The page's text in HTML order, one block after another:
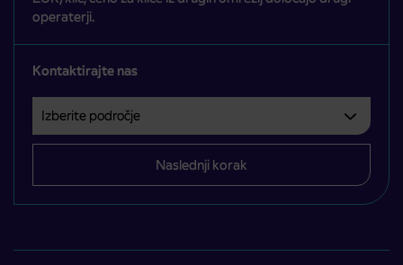
operaterji.
Kontaktirajte nas
Izberite področje
Področje je obvezno izbrati.
Naslednji korak